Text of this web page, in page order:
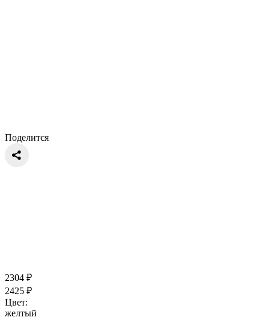
Поделится
2304 ₽
2425 ₽
Цвет:
желтый